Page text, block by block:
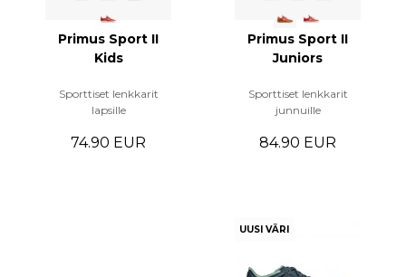
Primus Sport II
Kids
Sporttiset lenkkarit
lapsille
74.90 EUR
Primus Sport II
Juniors
Sporttiset lenkkarit
junnuille
84.90 EUR
UUSI VÄRI